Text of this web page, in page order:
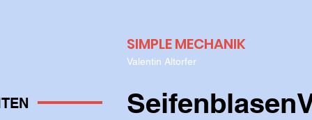
Valentin Altorfer
SIMPLE MECHANIK